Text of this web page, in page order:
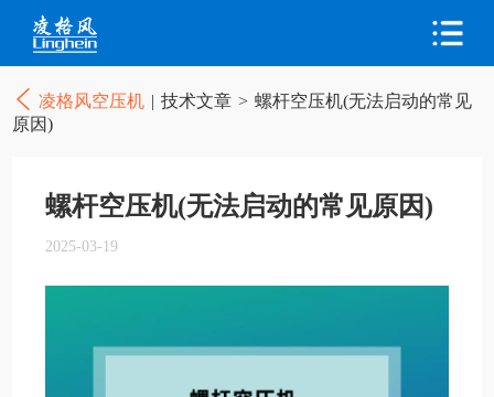
凌格风空压机 | 技术文章 > 螺杆空压机(无法启动的常见
原因)
螺杆空压机(无法启动的常见原因)
2025-03-19